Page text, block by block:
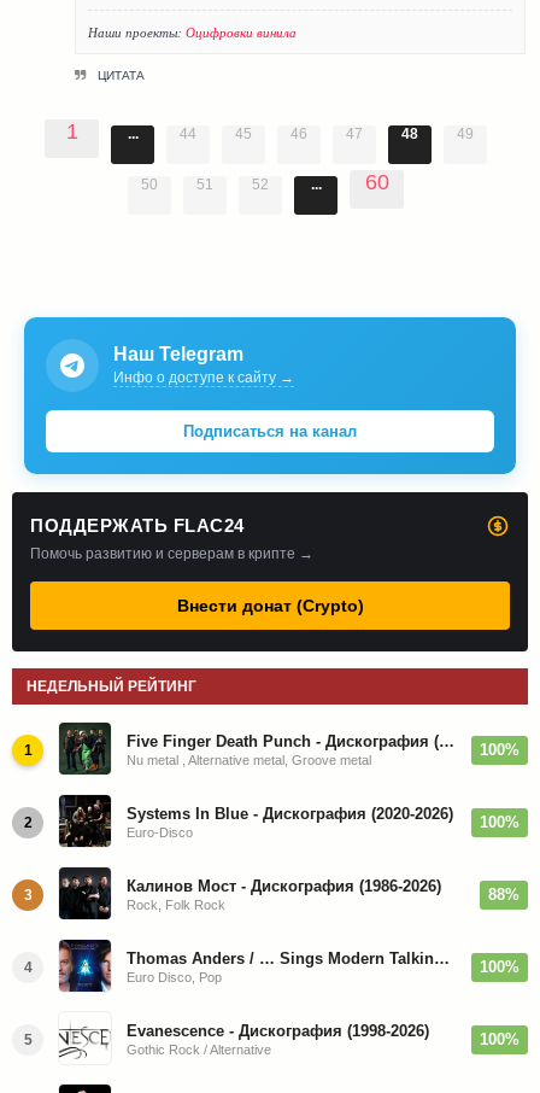
Наши проекты: Оцифровки винила
ЦИТАТА
1 ... 44 45 46 47 48 49
50 51 52 ... 60
Наш Telegram
Инфо о доступе к сайту →
Подписаться на канал
ПОДДЕРЖАТЬ FLAC24
Помочь развитию и серверам в крипте →
Внести донат (Crypto)
НЕДЕЛЬНЫЙ РЕЙТИНГ
1 Five Finger Death Punch - Дискография (2008-2026)
Nu metal , Alternative metal, Groove metal
100%
2 Systems In Blue - Дискография (2020-2026)
Euro-Disco
100%
3 Калинов Мост - Дискография (1986-2026)
Rock, Folk Rock
88%
4 Thomas Anders / … Sings Modern Talking: The Best hi-res
Euro Disco, Pop
100%
5 Evanescence - Дискография (1998-2026)
Gothic Rock / Alternative
100%